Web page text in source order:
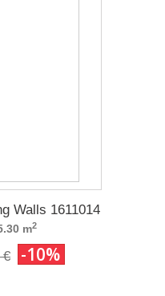
Walls 1611014
m2
€ -10%